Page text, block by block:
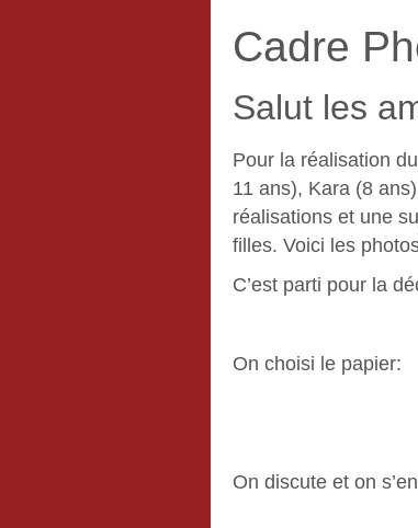
Cadre
Salut les
Pour la réalisation
11 ans), Kara (8
réalisations et une
filles. Voici les
C’est parti pour la
On choisi le papier:
On discute et on